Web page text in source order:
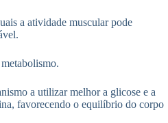
a atividade muscular pode
a utilizar melhor a glicose e a
favorecendo o equilíbrio do corpo